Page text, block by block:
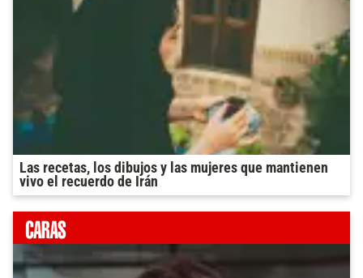
Las recetas, los dibujos y las mujeres que mantienen
vivo el recuerdo de Irán